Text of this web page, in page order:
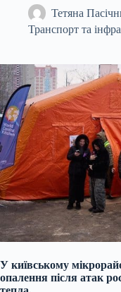
Тетяна
Транспорт та
У київському
опалення після атак